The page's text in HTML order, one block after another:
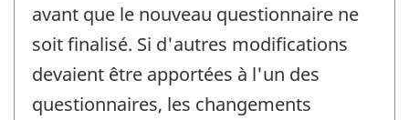
avant que le nouveau questionnaire ne
soit finalisé. Si d'autres modifications
devaient être apportées à l'un des
questionnaires, les changements